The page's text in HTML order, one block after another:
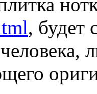
, будет